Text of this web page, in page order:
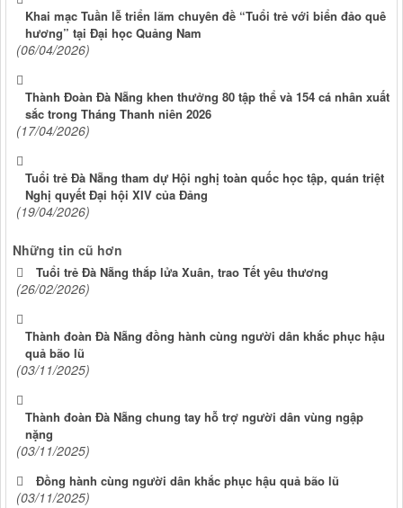
Khai mạc Tuần lễ triển lãm chuyên đề “Tuổi trẻ với biển đảo quê
hương” tại Đại học Quảng Nam
(06/04/2026)
Thành Đoàn Đà Nẵng khen thưởng 80 tập thể và 154 cá nhân xuất
sắc trong Tháng Thanh niên 2026
(17/04/2026)
Tuổi trẻ Đà Nẵng tham dự Hội nghị toàn quốc học tập, quán triệt
Nghị quyết Đại hội XIV của Đảng
(19/04/2026)
Những tin cũ hơn
Tuổi trẻ Đà Nẵng thắp lửa Xuân, trao Tết yêu thương
(26/02/2026)
Thành đoàn Đà Nẵng đồng hành cùng người dân khắc phục hậu
quả bão lũ
(03/11/2025)
Thành đoàn Đà Nẵng chung tay hỗ trợ người dân vùng ngập
nặng
(03/11/2025)
Đồng hành cùng người dân khắc phục hậu quả bão lũ
(03/11/2025)